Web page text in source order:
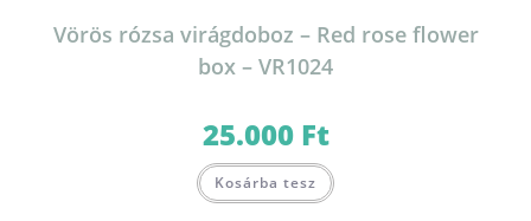
Vörös rózsa virágdoboz – Red rose flower
box – VR1024
25.000 Ft
Kosárba tesz